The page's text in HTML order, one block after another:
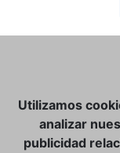
CLUB VINATER
CONTACTO
Utilizamos
analizar
publicidad